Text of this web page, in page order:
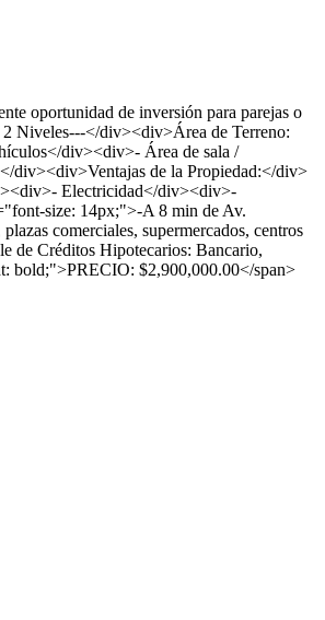
oportunidad de inversión para parejas o
Niveles---</div><div>Área de Terreno:
div><div>- Área de sala /
div><div>Ventajas de la Propiedad:</div>
Electricidad</div><div>-
size: 14px;">-A 8 min de Av.
comerciales, supermercados, centros
de Créditos Hipotecarios: Bancario,
bold;">PRECIO: $2,900,000.00</span>